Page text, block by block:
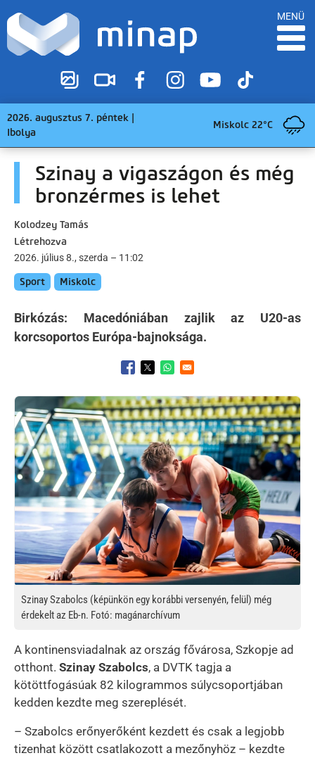
MENÜ
2026. augusztus 7. péntek |
Ibolya
Miskolc 22°C
Szinay a vigaszágon és még
bronzérmes is lehet
Kolodzey Tamás
Létrehozva
2026. július 8., szerda – 11:02
Sport Miskolc
Birkózás: Macedóniában zajlik az U20-as
korcsoportos Európa-bajnoksága.
Opens in a new window
Opens in a new window
Opens in a new window
Kép
Szinay Szabolcs (képünkön egy korábbi versenyén, felül) még
érdekelt az Eb-n. Fotó: magánarchívum
A kontinensviadalnak az ország fővárosa, Szkopje ad
otthont. Szinay Szabolcs, a DVTK tagja a
kötöttfogásúak 82 kilogrammos súlycsoportjában
kedden kezdte meg szereplését.
– Szabolcs erőnyerőként kezdett és csak a legjobb
tizenhat között csatlakozott a mezőnyhöz – kezdte